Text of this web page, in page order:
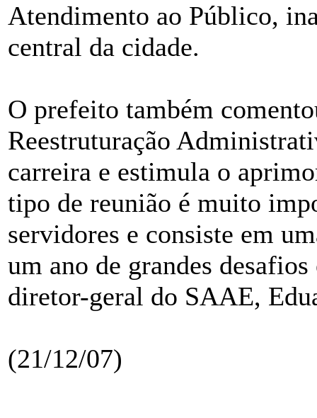
Atendimento ao Público,
central da cidade.
O prefeito também
Reestruturação
carreira e estimula o
tipo de reunião é muito
servidores e consiste em
um ano de grandes
diretor-geral do SAAE,
(21/12/07)